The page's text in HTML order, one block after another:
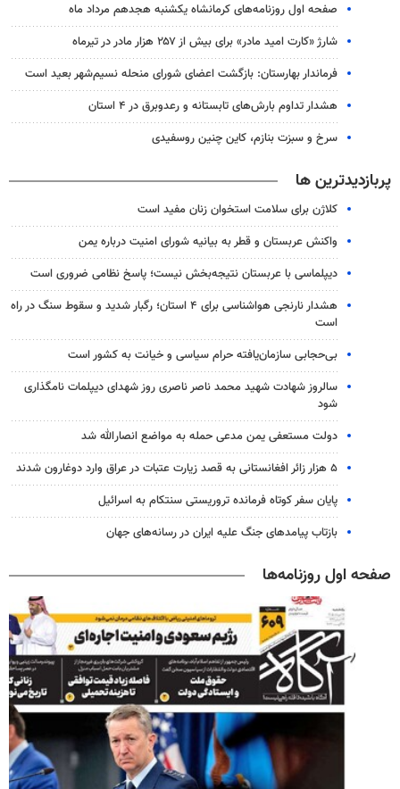
صفحه اول روزنامه‌های کرمانشاه یکشنبه هجدهم مرداد ماه
شارژ «کارت امید مادر» برای بیش از ۲۵۷ هزار مادر در تیرماه
فرماندار بهارستان: بازگشت اعضای شورای منحله نسیم‌شهر بعید است
هشدار تداوم بارش‌های تابستانه و رعدوبرق در ۴ استان
سرخ و سبزت بنازم، کاین چنین روسفیدی
پربازدیدترین ها
کلاژن برای سلامت استخوان زنان مفید است
واکنش عربستان و قطر به بیانیه شورای امنیت درباره یمن
دیپلماسی با عربستان نتیجه‌بخش نیست؛ پاسخ نظامی ضروری است
هشدار نارنجی هواشناسی برای ۴ استان؛ رگبار شدید و سقوط سنگ در راه
است
بی‌حجابی سازمان‌یافته حرام سیاسی و خیانت به کشور است
سالروز شهادت شهید محمد ناصر ناصری روز شهدای دیپلمات نامگذاری
شود
دولت مستعفی یمن مدعی حمله به مواضع انصارالله شد
۵ هزار زائر افغانستانی به قصد زیارت عتبات در عراق وارد دوغارون شدند
پایان سفر کوتاه فرمانده تروریستی سنتکام به اسرائیل
بازتاب پیامدهای جنگ علیه ایران در رسانه‌های جهان
صفحه اول روزنامه‌ها